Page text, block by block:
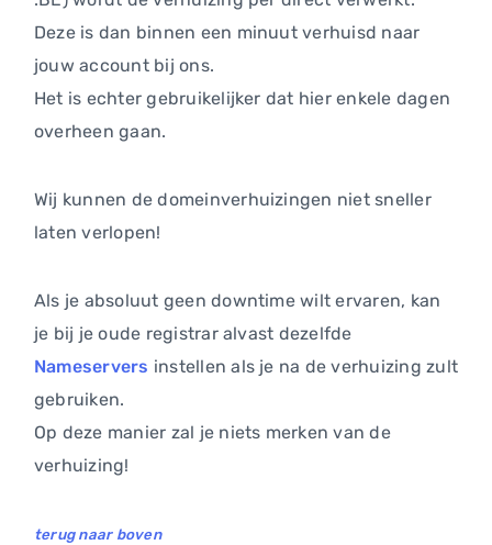
Deze is dan binnen een minuut verhuisd naar
jouw account bij ons.
Het is echter gebruikelijker dat hier enkele dagen
overheen gaan.
Wij kunnen de domeinverhuizingen niet sneller
laten verlopen!
Als je absoluut geen downtime wilt ervaren, kan
je bij je oude registrar alvast dezelfde
Nameservers instellen als je na de verhuizing zult
gebruiken.
Op deze manier zal je niets merken van de
verhuizing!
terug naar boven